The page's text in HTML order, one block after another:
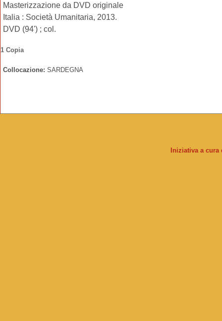
Masterizzazione da DVD originale
Italia : Società Umanitaria, 2013.
DVD (94') ; col.
1 Copia
Collocazione: SARDEGNA
Iniziativa a cura